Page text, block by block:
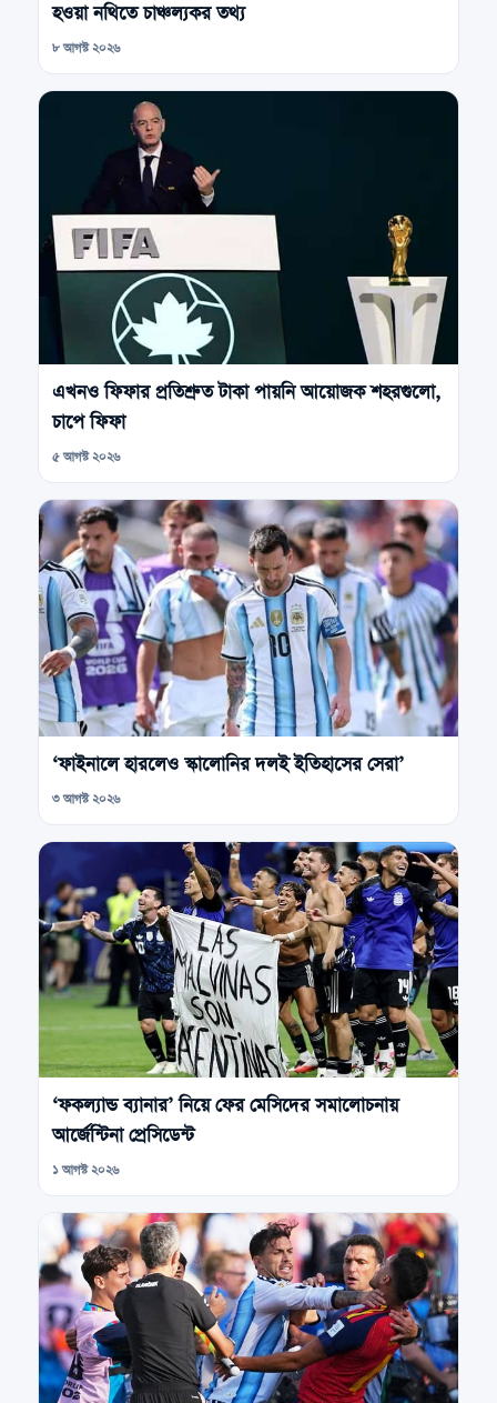
হওয়া নথিতে চাঞ্চল্যকর তথ্য
৮ আগস্ট ২০২৬
এখনও ফিফার প্রতিশ্রুত টাকা পায়নি আয়োজক শহরগুলো,
চাপে ফিফা
৫ আগস্ট ২০২৬
‘ফাইনালে হারলেও স্কালোনির দলই ইতিহাসের সেরা’
৩ আগস্ট ২০২৬
‘ফকল্যান্ড ব্যানার’ নিয়ে ফের মেসিদের সমালোচনায়
আর্জেন্টিনা প্রেসিডেন্ট
১ আগস্ট ২০২৬